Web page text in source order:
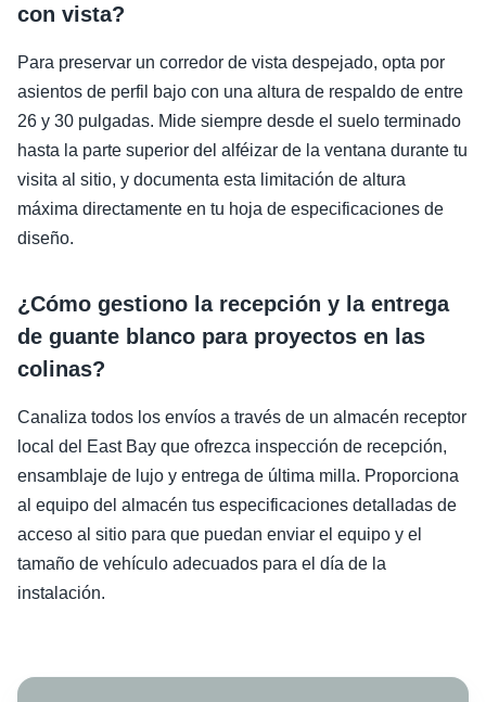
con vista?
Para preservar un corredor de vista despejado, opta por
asientos de perfil bajo con una altura de respaldo de entre
26 y 30 pulgadas. Mide siempre desde el suelo terminado
hasta la parte superior del alféizar de la ventana durante tu
visita al sitio, y documenta esta limitación de altura
máxima directamente en tu hoja de especificaciones de
diseño.
¿Cómo gestiono la recepción y la entrega
de guante blanco para proyectos en las
colinas?
Canaliza todos los envíos a través de un almacén receptor
local del East Bay que ofrezca inspección de recepción,
ensamblaje de lujo y entrega de última milla. Proporciona
al equipo del almacén tus especificaciones detalladas de
acceso al sitio para que puedan enviar el equipo y el
tamaño de vehículo adecuados para el día de la
instalación.